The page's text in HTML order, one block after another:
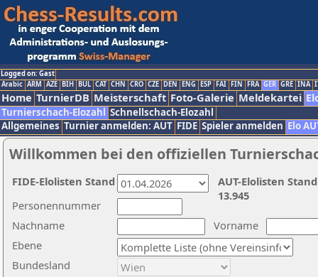
Logged on: Gast
Arabic ARM AZE BIH BUL CAT CHN CRO CZE DEN ENG ESP FAI FIN FRA GER GRE INA
Home TurnierDB Meisterschaft Foto-Galerie Meldekartei
Turnierschach-Elozahl Schnellschach-Elozahl
Allgemeines Turnier anmelden: AUT FIDE Spieler anmelden Elo
Willkommen bei den offiziellen
Nachname
Vorname
Ebene
Personennummer
Bundesland
AUT-Elolisten
13.945
FIDE-Elolisten Stand